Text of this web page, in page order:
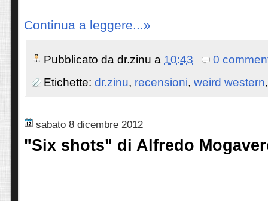
Continua a leggere...»
Pubblicato da dr.zinu a 10:43
0
Etichette: dr.zinu, recensioni, weird western
sabato 8 dicembre 2012
"Six shots" di Alfredo